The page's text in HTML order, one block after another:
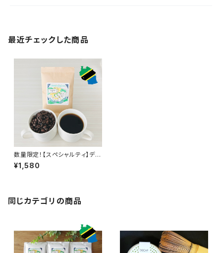
最近チェックした商品
数量限定！【スペシャルティ】デカ
フェコーヒー焙煎豆50g（タンザ
ニア・アカシアヒルズ)超臨界CO
¥1,580
同じカテゴリの商品